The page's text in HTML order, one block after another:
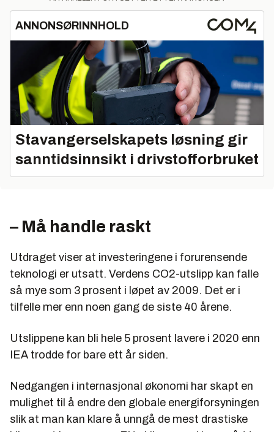
ANNONSØRINNHOLD
Stavangerselskapets løsning gir
sanntidsinnsikt i drivstofforbruket
– Må handle raskt
Utdraget viser at investeringene i forurensende
teknologi er utsatt. Verdens CO2-utslipp kan falle
så mye som 3 prosent i løpet av 2009. Det er i
tilfelle mer enn noen gang de siste 40 årene.
Utslippene kan bli hele 5 prosent lavere i 2020 enn
IEA trodde for bare ett år siden.
Nedgangen i internasjonal økonomi har skapt en
mulighet til å endre den globale energiforsyningen
slik at man kan klare å unngå de mest drastiske